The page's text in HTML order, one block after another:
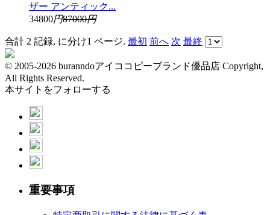
ザー アンティック...
34800円87000円
合計 2 記録, に分け1 ページ. 最初 前へ 次 最終
© 2005-2026 buranndoアイココピーブランド優品店 Copyright,
All Rights Reserved.
本サイトをフォローする
重要事項